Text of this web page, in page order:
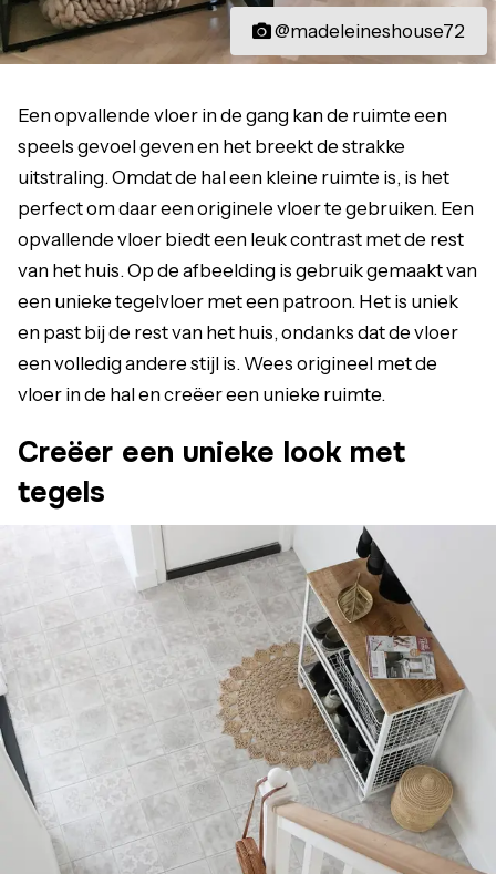
@madeleineshouse72
Eenopvallende vloer in de gang kan de ruimte een
speels gevoel geven en het breekt de strakke
uitstraling. Omdat de hal een kleine ruimte is, is het
perfect om daar een originele vloer te gebruiken. Een
opvallende vloer biedt een leuk contrast met de rest
van het huis. Op de afbeelding is gebruik gemaakt van
een unieke tegelvloer met een patroon. Het is uniek
en past bij de rest van het huis, ondanks dat de vloer
een volledig andere stijl is. Wees origineel met de
vloer in de hal en creëer een unieke ruimte.
Creëer een unieke look met
tegels